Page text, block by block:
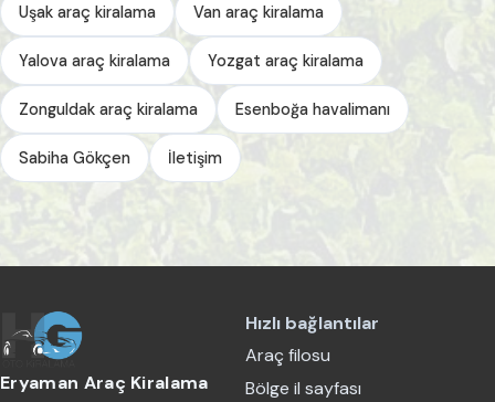
Uşak araç kiralama Van araç kiralama
Yalova araç kiralama Yozgat araç kiralama
Zonguldak araç kiralama Esenboğa havalimanı
Sabiha Gökçen İletişim
Eryaman Araç Kiralama
Hızlı bağlantılar
Araç filosu
Bölge il sayfası